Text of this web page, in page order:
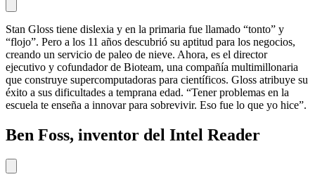
Stan Gloss tiene dislexia y en la primaria fue llamado “tonto” y
“flojo”. Pero a los 11 años descubrió su aptitud para los negocios,
creando un servicio de paleo de nieve. Ahora, es el director
ejecutivo y cofundador de Bioteam, una compañía multimillonaria
que construye supercomputadoras para científicos. Gloss atribuye su
éxito a sus dificultades a temprana edad. “Tener problemas en la
escuela te enseña a innovar para sobrevivir. Eso fue lo que yo hice”.
Ben Foss, inventor del Intel Reader